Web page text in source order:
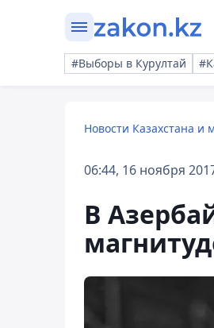
#Выборы в Курултай
Новости Казахстана и
06:44, 16 ноября
В